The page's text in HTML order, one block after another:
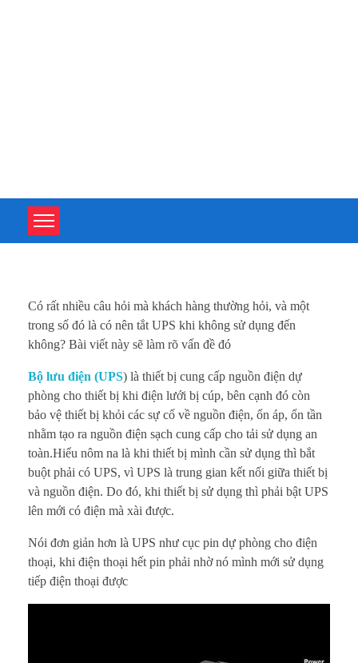
C
ó
ê
n
t
ắ
U
P
Có rất nhiều câu hỏi mà khách hàng thường hỏi, và một
trong số đó là có nên tắt UPS khi không sử dụng đến
không? Bài viết này sẽ làm rõ vấn đề đó
Bộ lưu điện (UPS) là thiết bị cung cấp nguồn điện dự
phòng cho thiết bị khi điện lưới bị cúp, bên cạnh đó còn
bảo vệ thiết bị khỏi các sự cố về nguồn điện, ổn áp, ổn tần
nhằm tạo ra nguồn điện sạch cung cấp cho tải sử dụng an
toàn.Hiểu nôm na là khi thiết bị mình cần sử dụng thì bắt
buột phải có UPS, vì UPS là trung gian kết nối giữa thiết bị
và nguồn điện. Do đó, khi thiết bị sử dụng thì phải bật UPS
lên mới có điện mà xài được.
Nói đơn giản hơn là UPS như cục pin dự phòng cho điện
thoại, khi điện thoại hết pin phải nhờ nó mình mới sử dụng
tiếp điện thoại được